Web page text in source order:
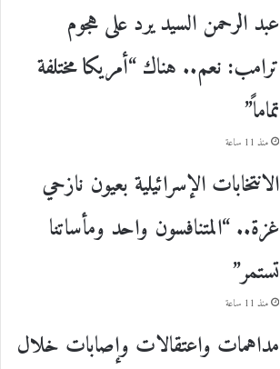
عبد الرحمن السيد يرد على هجوم
ترامب: نعم.. هناك “أمريكا مختلفة
تماماً”
منذ 11 ساعة
الانتخابات الإسرائيلية بعيون نازحي
غزة.. “المتنافسون واحد ومأساتنا
تستمر”
منذ 11 ساعة
مداهمات واعتقالات وإصابات خلال